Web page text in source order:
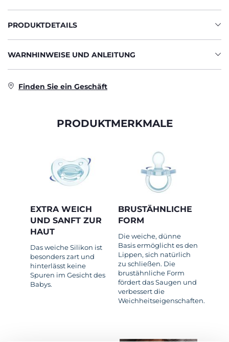
PRODUKTDETAILS
WARNHINWEISE UND ANLEITUNG
Finden Sie ein Geschäft
PRODUKTMERKMALE
EXTRA WEICH
UND SANFT ZUR
HAUT
Das weiche Silikon ist
besonders zart und
hinterlässt keine
Spuren im Gesicht des
Babys.
BRUSTÄHNLICHE
FORM
Die weiche, dünne
Basis ermöglicht es den
Lippen, sich natürlich
zu schließen. Die
brustähnliche Form
fördert das Saugen und
verbessert die
Weichheitseigenschaften.